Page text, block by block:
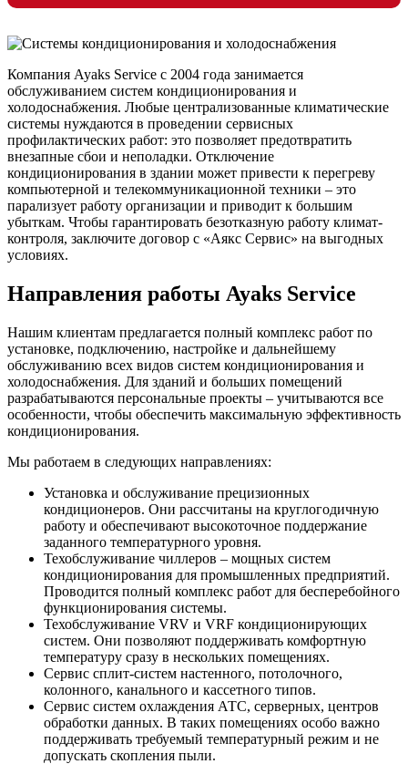
Компания Ayaks Service с 2004 года занимается
обслуживанием систем кондиционирования и
холодоснабжения. Любые централизованные климатические
системы нуждаются в проведении сервисных
профилактических работ: это позволяет предотвратить
внезапные сбои и неполадки. Отключение
кондиционирования в здании может привести к перегреву
компьютерной и телекоммуникационной техники – это
парализует работу организации и приводит к большим
убыткам. Чтобы гарантировать безотказную работу климат-
контроля, заключите договор с «Аякс Сервис» на выгодных
условиях.
Направления работы Ayaks Service
Нашим клиентам предлагается полный комплекс работ по
установке, подключению, настройке и дальнейшему
обслуживанию всех видов систем кондиционирования и
холодоснабжения. Для зданий и больших помещений
разрабатываются персональные проекты – учитываются все
особенности, чтобы обеспечить максимальную эффективность
кондиционирования.
Мы работаем в следующих направлениях:
Установка и обслуживание прецизионных
кондиционеров. Они рассчитаны на круглогодичную
работу и обеспечивают высокоточное поддержание
заданного температурного уровня.
Техобслуживание чиллеров – мощных систем
кондиционирования для промышленных предприятий.
Проводится полный комплекс работ для бесперебойного
функционирования системы.
Техобслуживание VRV и VRF кондиционирующих
систем. Они позволяют поддерживать комфортную
температуру сразу в нескольких помещениях.
Сервис сплит-систем настенного, потолочного,
колонного, канального и кассетного типов.
Сервис систем охлаждения АТС, серверных, центров
обработки данных. В таких помещениях особо важно
поддерживать требуемый температурный режим и не
допускать скопления пыли.